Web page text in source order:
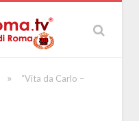
»
“Vita da Carlo –